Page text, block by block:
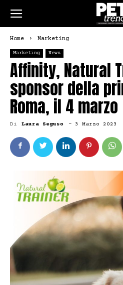
Home Marketing
Marketing News
Affinity, Natural
sponsor della
Roma, il 4 marzo
Di Laura Seguso - 3 Marzo 2023